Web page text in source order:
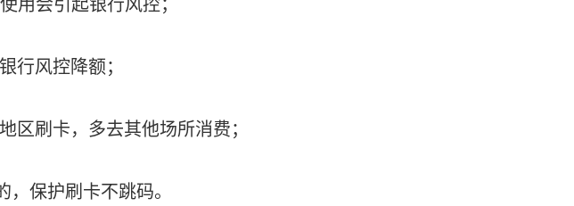
行风控降额；
区刷卡，多去其他场所消费；
保护刷卡不跳码。